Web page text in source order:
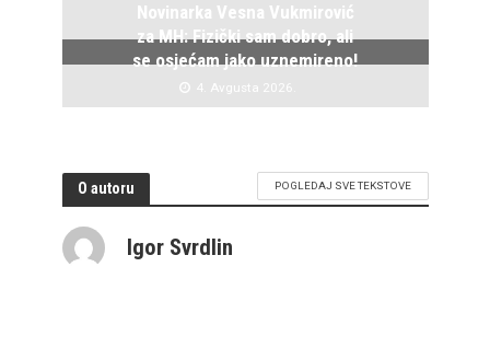
Novinarka Vesna Vukmirović
za MH: Fizički sam dobro, ali
se osjećam jako uznemireno!
4. Avgusta 2026.
O autoru POGLEDAJ SVE TEKSTOVE
Igor Svrdlin